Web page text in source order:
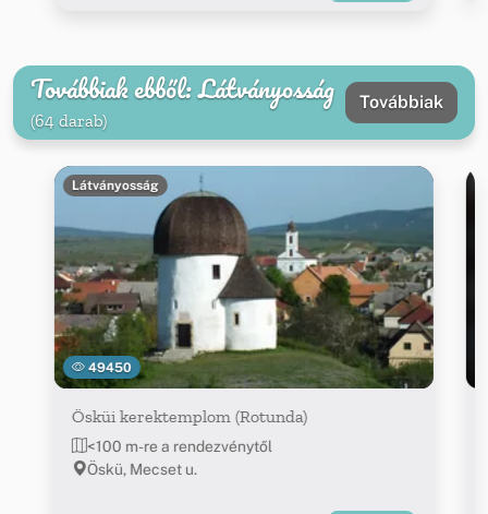
Továbbiak ebből: Látványosság
(64 darab)
Továbbiak
49450
Látványosság
Ösküi kerektemplom (Rotunda)
<100 m-re a rendezvénytől
Öskü, Mecset u.